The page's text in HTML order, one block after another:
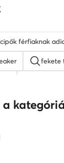
férfiaknak
fekete
a